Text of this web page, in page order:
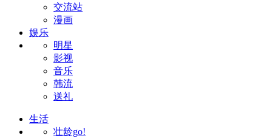
交流站
漫画
娱乐
明星
影视
音乐
韩流
送礼
生活
壮龄go!